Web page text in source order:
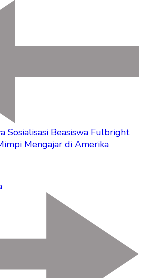
Sosialisasi Beasiswa Fulbright
Mengajar di Amerika